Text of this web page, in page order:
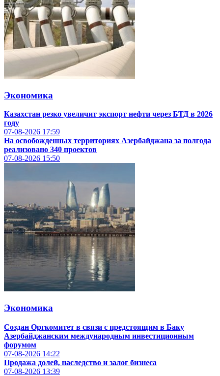
Экономика
Казахстан резко увеличит экспорт нефти через БТД в 2026
году
07-08-2026 17:59
На освобожденных территориях Азербайджана за полгода
реализовано 340 проектов
07-08-2026 15:50
Экономика
Создан Оргкомитет в связи с предстоящим в Баку
Азербайджанским международным инвестиционным
форумом
07-08-2026 14:22
Продажа долей, наследство и залог бизнеса
07-08-2026 13:39